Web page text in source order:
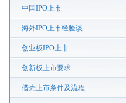
中国IPO上市
海外IPO上市经验谈
创业板IPO上市
创新板上市要求
借壳上市条件及流程